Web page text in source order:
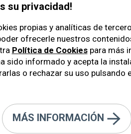
30-40
más
30 a 40 años)
su privacidad!
propias y analíticas de
ofrecerle nuestros
Política de Cookiespara más
sido informado y acepta la
o rechazar su uso pulsando
MÁS INFORMACIÓN